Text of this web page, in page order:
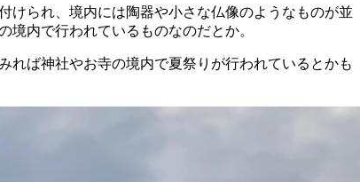
けられ、境内には陶器や小さな仏像のようなものが並
内で行われているものなのだとか。
れば神社やお寺の境内で夏祭りが行われているとかも